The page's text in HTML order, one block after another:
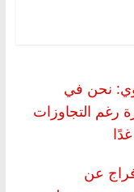
نحن في
رغم التجاوزات
عن